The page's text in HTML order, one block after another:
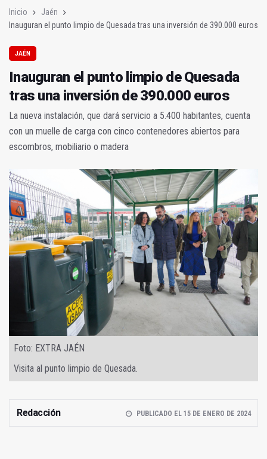
Inicio
Jaén
Inauguran el punto limpio de Quesada tras una inversión de 390.000 euros
JAÉN
Inauguran el punto limpio de Quesada
tras una inversión de 390.000 euros
La nueva instalación, que dará servicio a 5.400 habitantes, cuenta
con un muelle de carga con cinco contenedores abiertos para
escombros, mobiliario o madera
Foto: EXTRA JAÉN
Visita al punto limpio de Quesada.
Redacción PUBLICADO EL 15 DE ENERO DE 2024